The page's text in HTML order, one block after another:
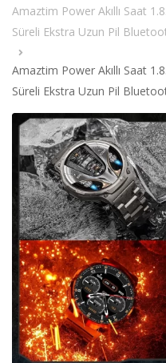
Amaztim Power Akıllı Saat
Süreli Ekstra Uzun Pil
Amaztim Power Akıllı Saat
Süreli Ekstra Uzun Pil